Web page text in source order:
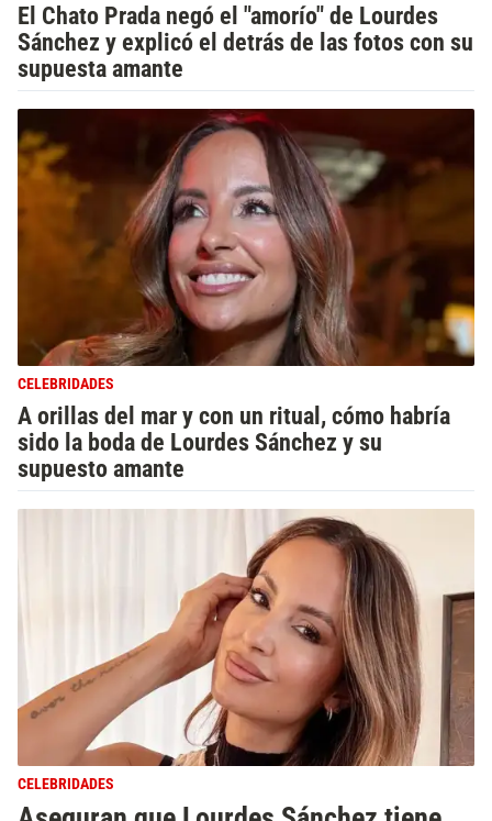
El Chato Prada negó el "amorío" de Lourdes
Sánchez y explicó el detrás de las fotos con su
supuesta amante
CELEBRIDADES
A orillas del mar y con un ritual, cómo habría
sido la boda de Lourdes Sánchez y su
supuesto amante
CELEBRIDADES